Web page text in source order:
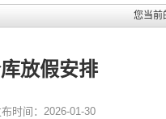
您当前
放假安排
布时间：2026-01-30